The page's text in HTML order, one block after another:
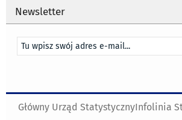
Newsletter
Główny Urząd StatystycznyInfolinia